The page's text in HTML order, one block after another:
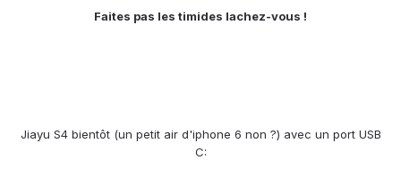
Faites pas les timides lachez-vous !
Jiayu S4 bientôt (un petit air d'iphone 6 non ?) avec un port USB
C: